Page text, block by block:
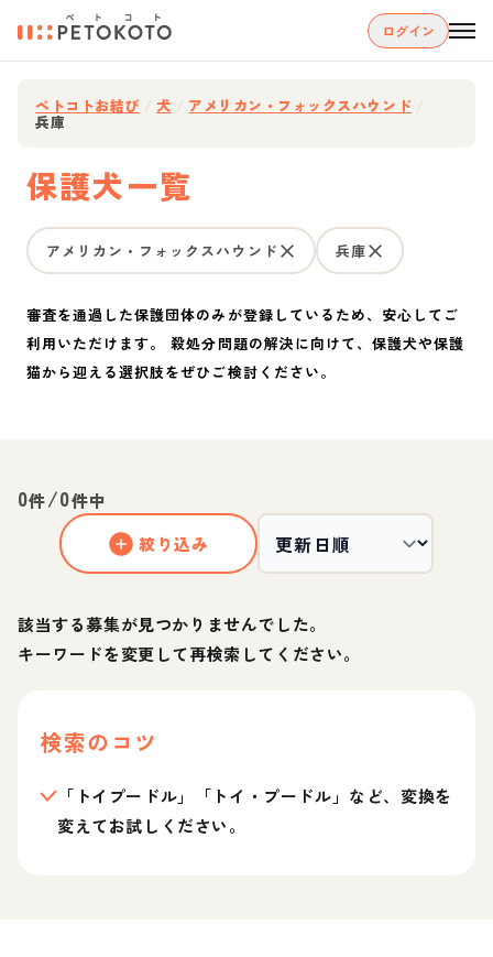
ログイン
ペトコトお結び 犬 アメリカン・フォックスハウンド
兵庫
保護犬一覧
アメリカン・フォックスハウンド 兵庫
審査を通過した保護団体のみが登録しているため、安心してご
利用いただけます。 殺処分問題の解決に向けて、保護犬や保護
猫から迎える選択肢をぜひご検討ください。
0件/0件中
絞り込み
該当する募集が見つかりませんでした。
キーワードを変更して再検索してください。
検索のコツ
「トイプードル」「トイ・プードル」など、変換を
変えてお試しください。